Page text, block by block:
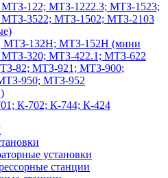
122; МТЗ-1222.3; МТЗ-1523;
3522; МТЗ-1502; МТЗ-2103
МТЗ-132Н; МТЗ-152Н (мини
МТЗ-320; МТЗ-422.1; МТЗ-622
82; МТЗ-921; МТЗ-900;
950; МТЗ-952
К-702; К-744; К-424
установки
станции